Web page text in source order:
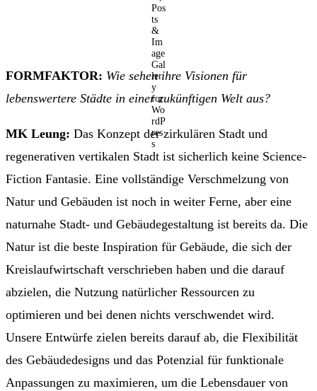
FORMFAKTOR: Wie sehen ihre Visionen für
lebenswertere Städte in einer zukünftigen Welt aus?
MK Leung: Das Konzept der zirkulären Stadt und
regenerativen vertikalen Stadt ist sicherlich keine Science-
Fiction Fantasie. Eine vollständige Verschmelzung von
Natur und Gebäuden ist noch in weiter Ferne, aber eine
naturnahe Stadt- und Gebäudegestaltung ist bereits da. Die
Natur ist die beste Inspiration für Gebäude, die sich der
Kreislaufwirtschaft verschrieben haben und die darauf
abzielen, die Nutzung natürlicher Ressourcen zu
optimieren und bei denen nichts verschwendet wird.
Unsere Entwürfe zielen bereits darauf ab, die Flexibilität
des Gebäudedesigns und das Potenzial für funktionale
Anpassungen zu maximieren, um die Lebensdauer von